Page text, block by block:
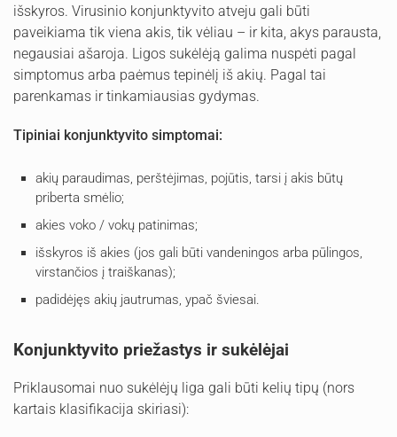
išskyros. Virusinio konjunktyvito atveju gali būti
paveikiama tik viena akis, tik vėliau – ir kita, akys parausta,
negausiai ašaroja. Ligos sukėlėją galima nuspėti pagal
simptomus arba paėmus tepinėlį iš akių. Pagal tai
parenkamas ir tinkamiausias gydymas.
Tipiniai konjunktyvito simptomai:
akių paraudimas, perštėjimas, pojūtis, tarsi į akis būtų
priberta smėlio;
akies voko / vokų patinimas;
išskyros iš akies (jos gali būti vandeningos arba pūlingos,
virstančios į traiškanas);
padidėjęs akių jautrumas, ypač šviesai.
Konjunktyvito priežastys ir sukėlėjai
Priklausomai nuo sukėlėjų liga gali būti kelių tipų (nors
kartais klasifikacija skiriasi):